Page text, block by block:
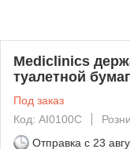
Mediclinics
туалетной
Под заказ
Код: AI0100C
Отправка с 23